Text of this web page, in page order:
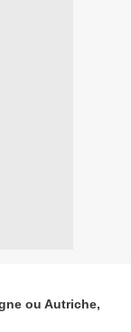
ou Autriche,